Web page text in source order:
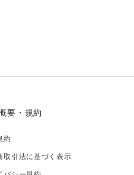
要・規約
約
取引法に基づく表示